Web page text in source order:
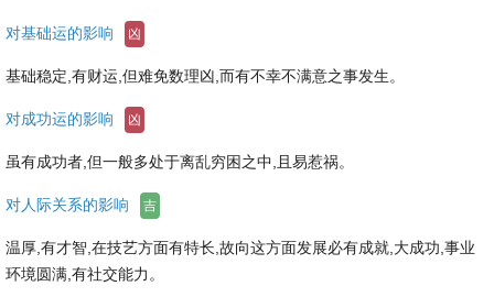
对基础运的影响 凶
基础稳定,有财运,但难免数理凶,而有不幸不满意之事发生。
对成功运的影响 凶
虽有成功者,但一般多处于离乱穷困之中,且易惹祸。
对人际关系的影响 吉
温厚,有才智,在技艺方面有特长,故向这方面发展必有成就,大成功,事业
环境圆满,有社交能力。